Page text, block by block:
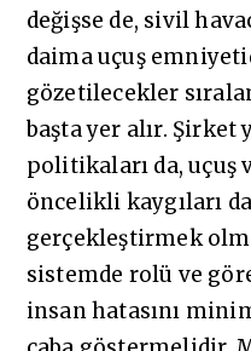
değişse de, sivil
daima uçuş
gözetilecekler
başta yer alır.
politikaları da,
öncelikli kaygıları
gerçekleştirmek
sistemde rolü ve
insan hatasını